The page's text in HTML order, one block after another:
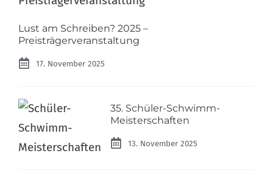
Lust am Schreiben? 2025 –
Preisträgerveranstaltung
17. November 2025
35. Schüler-Schwimm-
Meisterschaften
13. November 2025